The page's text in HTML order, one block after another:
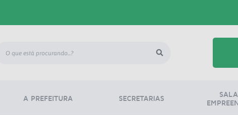
A PREFEITURA SECRETARIAS